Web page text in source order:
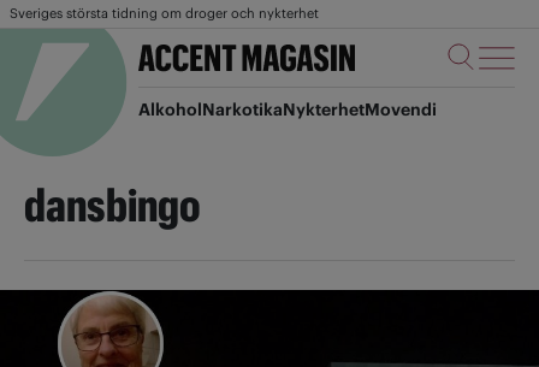
Sveriges största tidning om droger och nykterhet
AlkoholNarkotikaNykterhetMovendi
dansbingo